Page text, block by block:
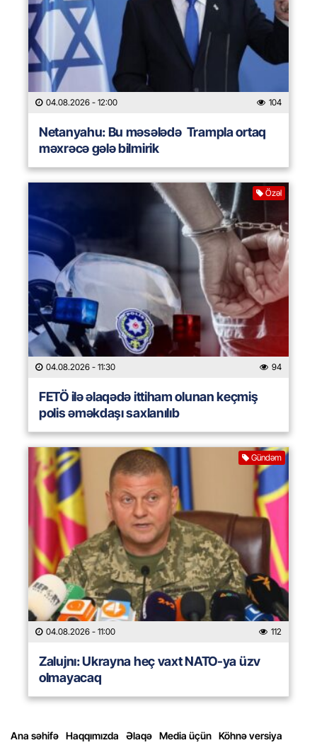
04.08.2026 - 12:00 104
Netanyahu: Bu məsələdə Trampla ortaq
məxrəcə gələ bilmirik
Özəl
04.08.2026 - 11:30 94
FETÖ ilə əlaqədə ittiham olunan keçmiş
polis əməkdaşı saxlanılıb
Gündəm
04.08.2026 - 11:00 112
Zalujnı: Ukrayna heç vaxt NATO-ya üzv
olmayacaq
Ana səhifə Haqqımızda Əlaqə Media üçün Köhnə versiya